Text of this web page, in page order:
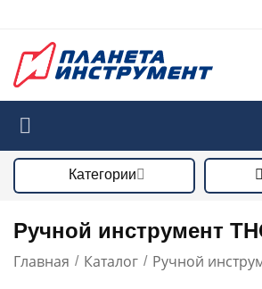
Категории
Ручной инструмент
Главная / Каталог / Ручной